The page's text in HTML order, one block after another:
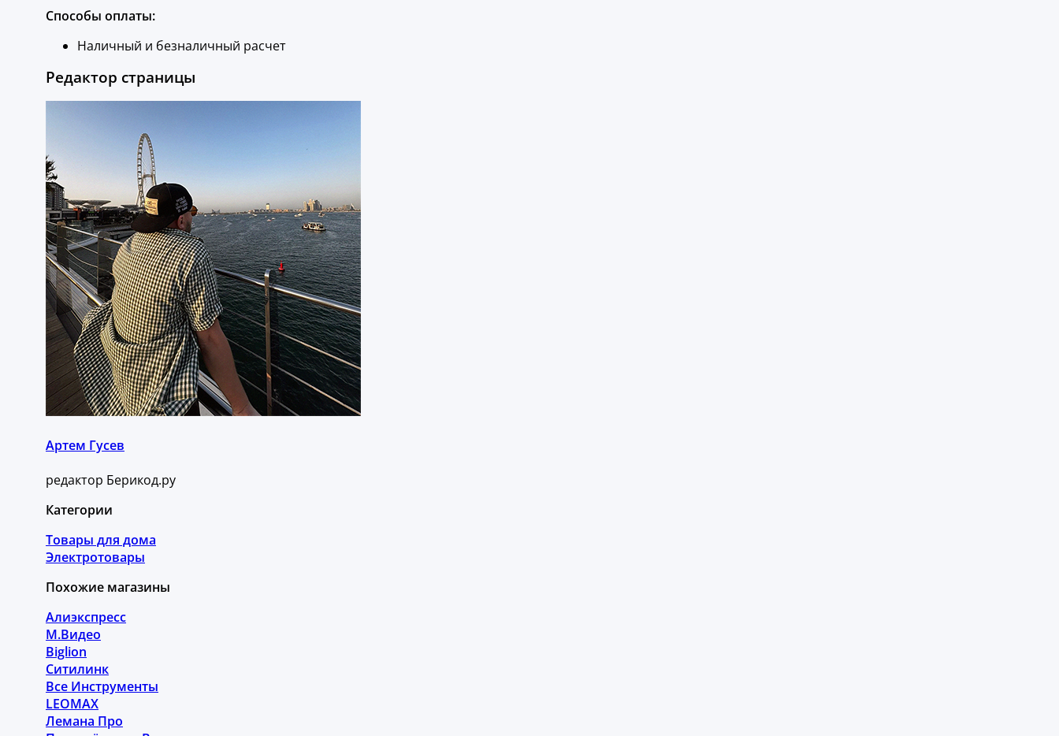
Способы оплаты:
Наличный и безналичный расчет
Редактор страницы
Артем Гусев
редактор Берикод.ру
Категории
Товары для дома
Электротовары
Похожие магазины
Алиэкспресс
М.Видео
Biglion
Ситилинк
Все Инструменты
LEOMAX
Лемана Про